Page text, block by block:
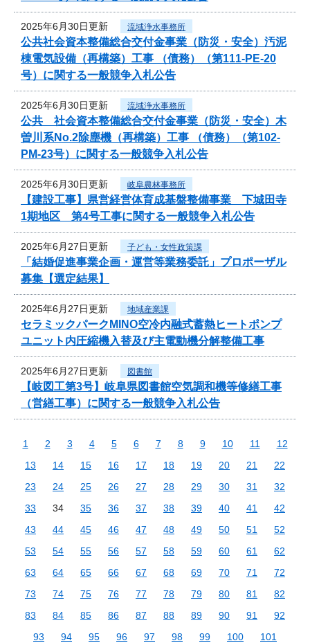
2025年6月30日更新 流域浄水事務所
公共社会資本整備総合交付金事業（防災・安全）汚泥
棟電気設備（再構築）工事 （債務）（第111-PE-20
号）に関する一般競争入札公告
2025年6月30日更新 流域浄水事務所
公共 社会資本整備総合交付金事業（防災・安全）木
曽川系No.2除塵機（再構築）工事 （債務）（第102-
PM-23号）に関する一般競争入札公告
2025年6月30日更新 岐阜農林事務所
【建設工事】県営経営体育成基盤整備事業 下城田寺
1期地区 第4号工事に関する一般競争入札公告
2025年6月27日更新 子ども・女性政策課
「結婚促進事業企画・運営等業務委託」プロポーザル
募集【選定結果】
2025年6月27日更新 地域産業課
セラミックパークMINO空冷内融式蓄熱ヒートポンプ
ユニット内圧縮機入替及び主電動機分解整備工事
2025年6月27日更新 図書館
【岐図工第3号】岐阜県図書館空気調和機等修繕工事
（営繕工事）に関する一般競争入札公告
1 2 3 4 5 6 7 8 9 10 11
12
13
14 15 16 17 18 19 20 21
22
23
24 25 26 27 28 29 30 31
32
33
34 35 36 37 38 39 40 41
42
43
44 45 46 47 48 49 50 51
52
53
54 55 56 57 58 59 60 61
62
63
64 65 66 67 68 69 70 71
72
73
74 75 76 77 78 79 80 81
82
83
84 85 86 87 88 89 90 91
92
93
94 95 96 97 98 99 100
101